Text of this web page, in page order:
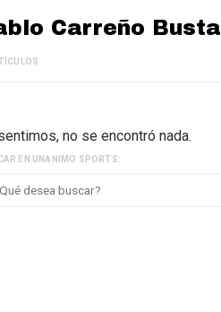
Carreño Busta
no se encontró nada.
EN UNANIMO SPORTS: